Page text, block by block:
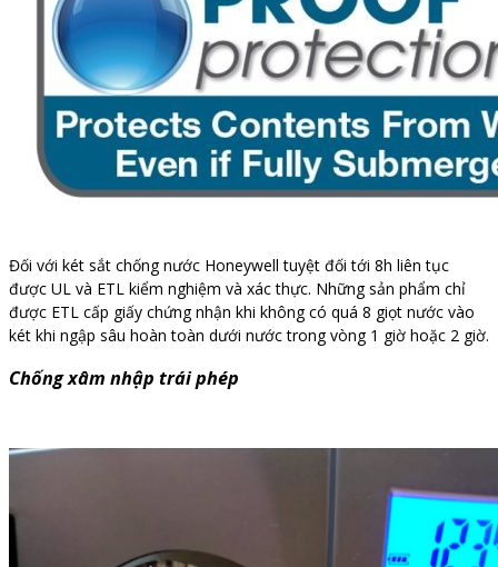
Đối với két sắt chống nước Honeywell tuyệt đối tới 8h liên tục
được UL và ETL kiểm nghiệm và xác thực. Những sản phẩm chỉ
được ETL cấp giấy chứng nhận khi không có quá 8 giọt nước vào
két khi ngập sâu hoàn toàn dưới nước trong vòng 1 giờ hoặc 2 giờ.
Chống xâm nhập trái phép